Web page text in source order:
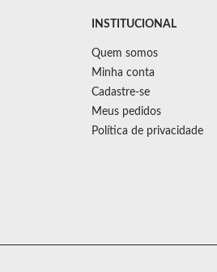
INSTITUCIONAL
Quem somos
Minha conta
Cadastre-se
Meus pedidos
Política de privacidade